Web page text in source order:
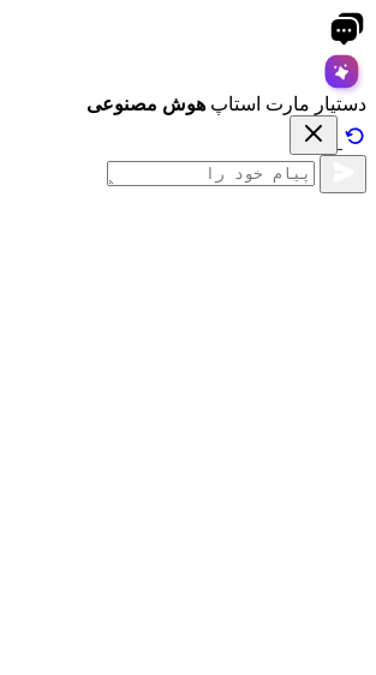
دستیار مارت استاپ هوش مصنوعی